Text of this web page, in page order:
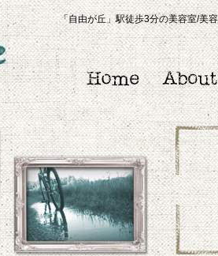
「自由が丘」駅徒歩3分の美容室/美